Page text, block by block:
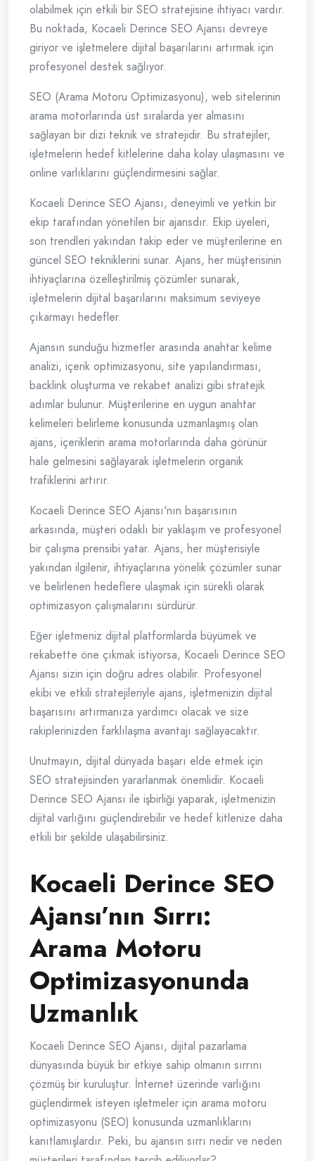
olabilmek için etkili bir SEO stratejisine ihtiyacı vardır.
Bu noktada, Kocaeli Derince SEO Ajansı devreye
giriyor ve işletmelere dijital başarılarını artırmak için
profesyonel destek sağlıyor.
SEO (Arama Motoru Optimizasyonu), web sitelerinin
arama motorlarında üst sıralarda yer almasını
sağlayan bir dizi teknik ve stratejidir. Bu stratejiler,
işletmelerin hedef kitlelerine daha kolay ulaşmasını ve
online varlıklarını güçlendirmesini sağlar.
Kocaeli Derince SEO Ajansı, deneyimli ve yetkin bir
ekip tarafından yönetilen bir ajansdır. Ekip üyeleri,
son trendleri yakından takip eder ve müşterilerine en
güncel SEO tekniklerini sunar. Ajans, her müşterisinin
ihtiyaçlarına özelleştirilmiş çözümler sunarak,
işletmelerin dijital başarılarını maksimum seviyeye
çıkarmayı hedefler.
Ajansın sunduğu hizmetler arasında anahtar kelime
analizi, içerik optimizasyonu, site yapılandırması,
backlink oluşturma ve rekabet analizi gibi stratejik
adımlar bulunur. Müşterilerine en uygun anahtar
kelimeleri belirleme konusunda uzmanlaşmış olan
ajans, içeriklerin arama motorlarında daha görünür
hale gelmesini sağlayarak işletmelerin organik
trafiklerini artırır.
Kocaeli Derince SEO Ajansı'nın başarısının
arkasında, müşteri odaklı bir yaklaşım ve profesyonel
bir çalışma prensibi yatar. Ajans, her müşterisiyle
yakından ilgilenir, ihtiyaçlarına yönelik çözümler sunar
ve belirlenen hedeflere ulaşmak için sürekli olarak
optimizasyon çalışmalarını sürdürür.
Eğer işletmeniz dijital platformlarda büyümek ve
rekabette öne çıkmak istiyorsa, Kocaeli Derince SEO
Ajansı sizin için doğru adres olabilir. Profesyonel
ekibi ve etkili stratejileriyle ajans, işletmenizin dijital
başarısını artırmanıza yardımcı olacak ve size
rakiplerinizden farklılaşma avantajı sağlayacaktır.
Unutmayın, dijital dünyada başarı elde etmek için
SEO stratejisinden yararlanmak önemlidir. Kocaeli
Derince SEO Ajansı ile işbirliği yaparak, işletmenizin
dijital varlığını güçlendirebilir ve hedef kitlenize daha
etkili bir şekilde ulaşabilirsiniz.
Kocaeli Derince SEO
Ajansı’nın Sırrı:
Arama Motoru
Optimizasyonunda
Uzmanlık
Kocaeli Derince SEO Ajansı, dijital pazarlama
dünyasında büyük bir etkiye sahip olmanın sırrını
çözmüş bir kuruluştur. İnternet üzerinde varlığını
güçlendirmek isteyen işletmeler için arama motoru
optimizasyonu (SEO) konusunda uzmanlıklarını
kanıtlamışlardır. Peki, bu ajansın sırrı nedir ve neden